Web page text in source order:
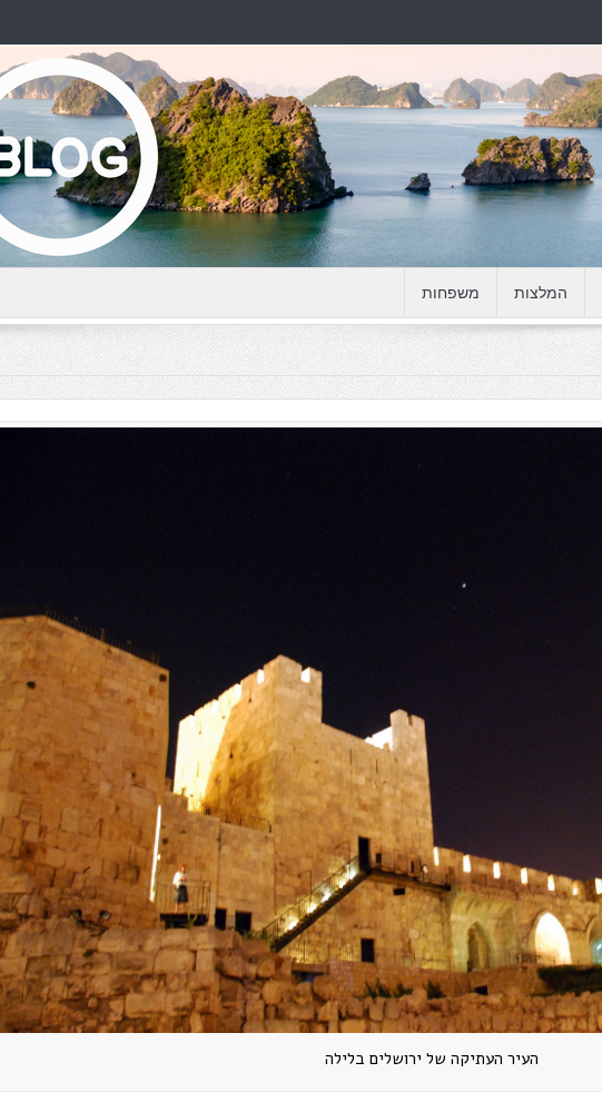
המלצות משפחות
העיר העתיקה של ירושלים בלילה